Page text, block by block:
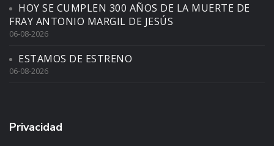
HOY SE CUMPLEN 300 AÑOS DE LA MUERTE DE
FRAY ANTONIO MARGIL DE JESÚS
06-08-2026
ESTAMOS DE ESTRENO
06-08-2026
Privacidad